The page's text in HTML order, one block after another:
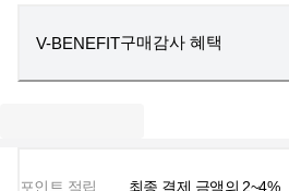
V-BENEFIT구매감사 혜택
포인트 적립 최종 결제 금액의 2~4%